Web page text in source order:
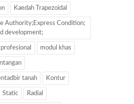
Kaedah Trapezoidal
Authority;Express Condition;
development;
profesional modul khas
tanah Kontur
Static Radial